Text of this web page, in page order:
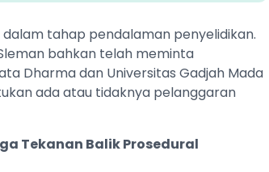
tahap pendalaman penyelidikan.
bahkan telah meminta
Dharma dan Universitas Gadjah Mada
ada atau tidaknya pelanggaran
Tekanan Balik Prosedural